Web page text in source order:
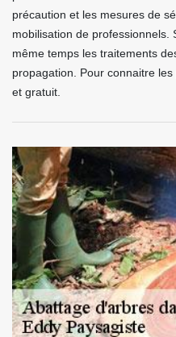
précaution et les mesures de
mobilisation de professionnels.
même temps les traitements
propagation. Pour connaitre
et gratuit.